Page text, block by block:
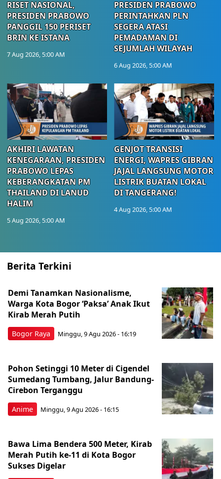
RISET NASIONAL,
PRESIDEN PRABOWO
PANGGIL 150 PERISET
BRIN KE ISTANA
7 Aug 2026, 5:00 AM
PRESIDEN PRABOWO
PERINTAHKAN PLN
SEGERA ATASI
PEMADAMAN DI
SEJUMLAH WILAYAH
6 Aug 2026, 5:00 AM
AKHIRI LAWATAN
KENEGARAAN, PRESIDEN
PRABOWO LEPAS
KEBERANGKATAN PM
THAILAND DI LANUD
HALIM
5 Aug 2026, 5:00 AM
GENJOT TRANSISI
ENERGI, WAPRES GIBRAN
JAJAL LANGSUNG MOTOR
LISTRIK BUATAN LOKAL
DI TANGERANG!
4 Aug 2026, 5:00 AM
Berita Terkini
Bogor Raya
Demi Tanamkan Nasionalisme,
Warga Kota Bogor ‘Paksa’ Anak Ikut
Kirab Merah Putih
Minggu, 9 Agu 2026 - 16:19
Anime
Pohon Setinggi 10 Meter di Cigendel
Sumedang Tumbang, Jalur Bandung-
Cirebon Terganggu
Minggu, 9 Agu 2026 - 16:15
Bawa Lima Bendera 500 Meter, Kirab
Merah Putih ke-11 di Kota Bogor
Sukses Digelar